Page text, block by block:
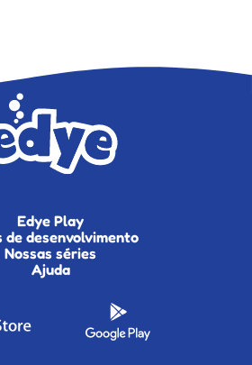
Edye Play
de desenvolvimento
Nossas séries
Ajuda